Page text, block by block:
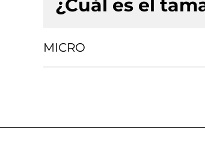
¿Cuál es el
MICRO